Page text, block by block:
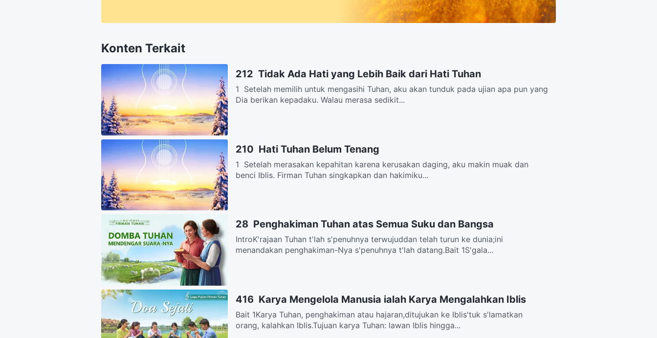
Konten Terkait
212 Tidak Ada Hati yang Lebih Baik dari Hati Tuhan
1 Setelah memilih untuk mengasihi Tuhan, aku akan tunduk pada ujian apa pun yang
Dia berikan kepadaku. Walau merasa sedikit...
210 Hati Tuhan Belum Tenang
1 Setelah merasakan kepahitan karena kerusakan daging, aku makin muak dan
benci Iblis. Firman Tuhan singkapkan dan hakimiku...
28 Penghakiman Tuhan atas Semua Suku dan Bangsa
IntroK'rajaan Tuhan t'lah s'penuhnya terwujuddan telah turun ke dunia;ini
menandakan penghakiman-Nya s'penuhnya t'lah datang.Bait 1S'gala...
416 Karya Mengelola Manusia ialah Karya Mengalahkan Iblis
Bait 1Karya Tuhan, penghakiman atau hajaran,ditujukan ke Iblis'tuk s'lamatkan
orang, kalahkan Iblis.Tujuan karya Tuhan: lawan Iblis hingga...